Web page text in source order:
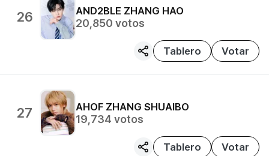
26 AND2BLE ZHANG HAO
20,850 votos
Tablero Votar
27 AHOF ZHANG SHUAIBO
19,734 votos
Tablero Votar